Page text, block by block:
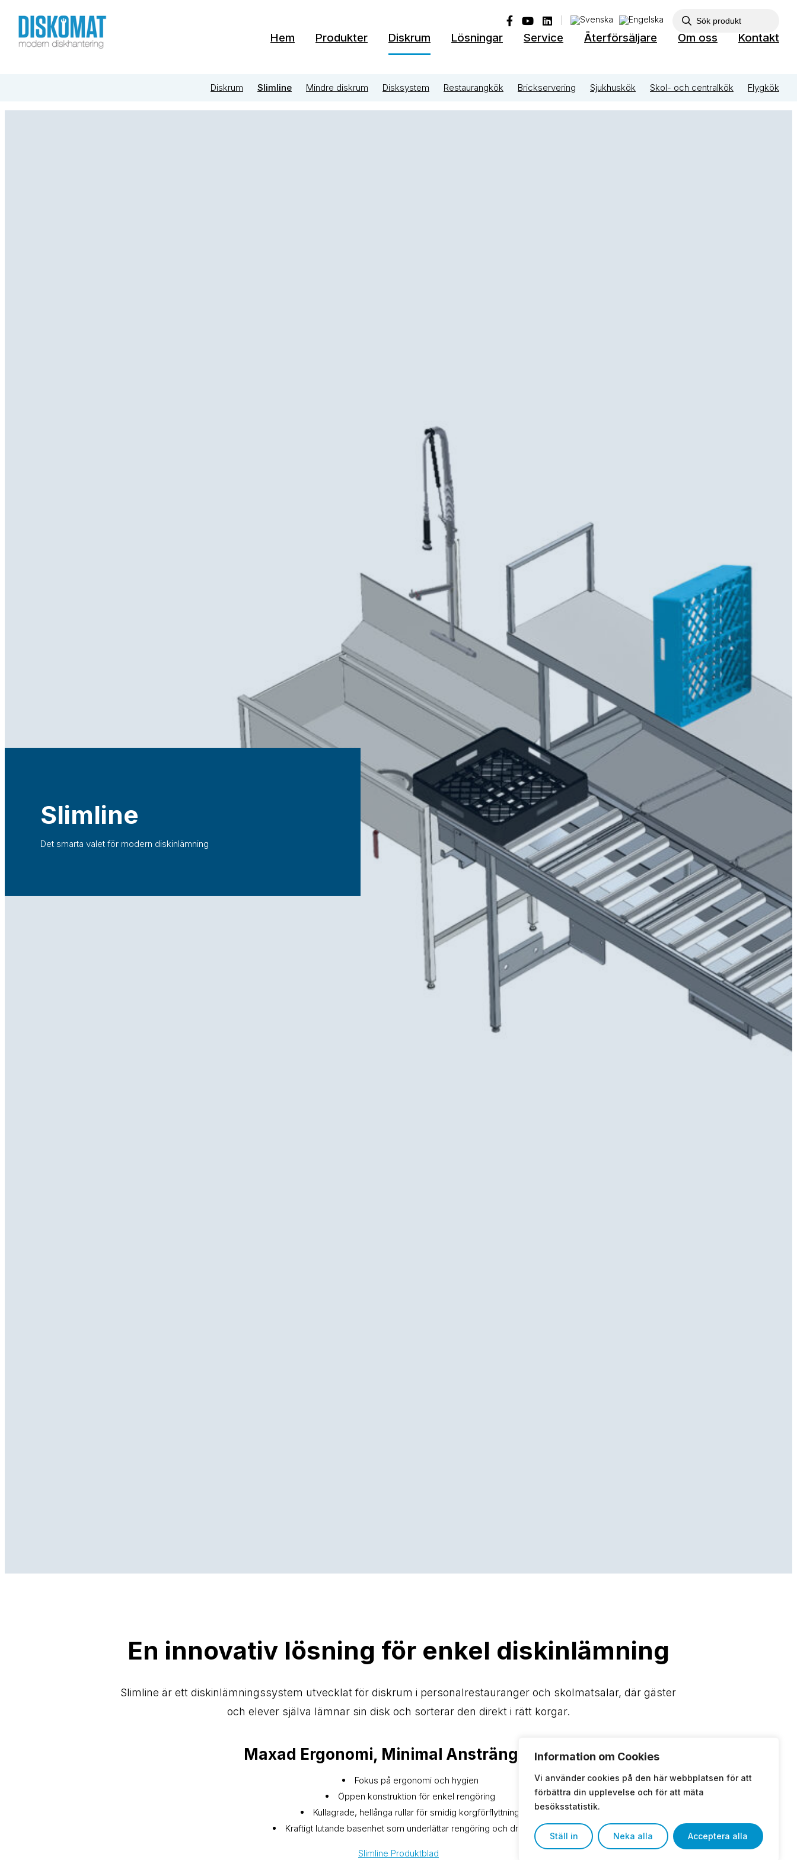
Information om Cookies
Vi använder cookies på den här webbplatsen för att
förbättra din upplevelse och för att mäta
besöksstatistik.
Ställ in Neka alla Acceptera alla
Hem Produkter Diskrum Lösningar Service Återförsäljare Om oss Kontakt
Diskrum Slimline Mindre diskrum Disksystem Restaurangkök Brickservering Sjukhuskök Skol- och centralkök Flygkök
Slimline
Det smarta valet för modern diskinlämning
En innovativ lösning för enkel diskinlämning
Slimline är ett diskinlämningssystem utvecklat för diskrum i personalrestauranger och skolmatsalar, där gäster
och elever själva lämnar sin disk och sorterar den direkt i rätt korgar.
Maxad Ergonomi, Minimal Ansträngning
Fokus på ergonomi och hygien
Öppen konstruktion för enkel rengöring
Kullagrade, hellånga rullar för smidig korgförflyttning
Kraftigt lutande basenhet som underlättar rengöring och dränering
Slimline Produktblad